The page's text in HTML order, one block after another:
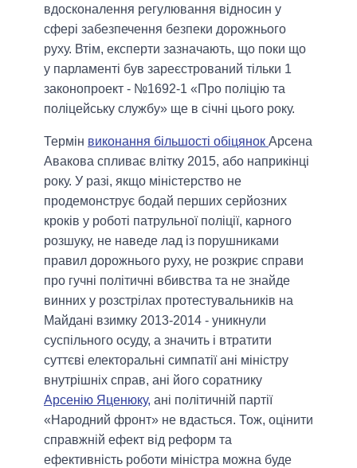
вдосконалення регулювання відносин у
сфері забезпечення безпеки дорожнього
руху. Втім, експерти зазначають, що поки що
у парламенті був зареєстрований тільки 1
законопроект - №1692-1 «Про поліцію та
поліцейську службу» ще в січні цього року.
Термін виконання більшості обіцянок Арсена
Авакова спливає влітку 2015, або наприкінці
року. У разі, якщо міністерство не
продемонструє бодай перших серйозних
кроків у роботі патрульної поліції, карного
розшуку, не наведе лад із порушниками
правил дорожнього руху, не розкриє справи
про гучні політичні вбивства та не знайде
винних у розстрілах протестувальників на
Майдані взимку 2013-2014 - уникнули
суспільного осуду, а значить і втратити
суттєві електоральні симпатії ані міністру
внутрішніх справ, ані його соратнику
Арсенію Яценюку, ані політичній партії
«Народний фронт» не вдасться. Тож, оцінити
справжній ефект від реформ та
ефективність роботи міністра можна буде